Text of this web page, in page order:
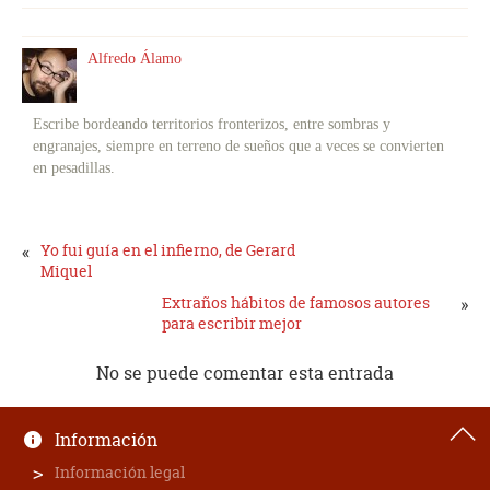
Alfredo Álamo
Escribe bordeando territorios fronterizos, entre sombras y
engranajes, siempre en terreno de sueños que a veces se convierten
en pesadillas.
« Yo fui guía en el infierno, de Gerard
Miquel
Extraños hábitos de famosos autores
para escribir mejor
»
No se puede comentar esta entrada
Información
Información legal